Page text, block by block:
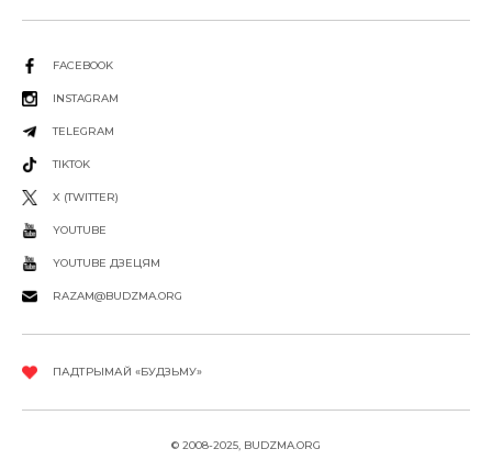
FACEBOOK
INSTAGRAM
TELEGRAM
TIKTOK
X (TWITTER)
YOUTUBE
YOUTUBE ДЗЕЦЯМ
RAZAM@BUDZMA.ORG
ПАДТРЫМАЙ «БУДЗЬМУ»
© 2008-2025, BUDZMA.ORG